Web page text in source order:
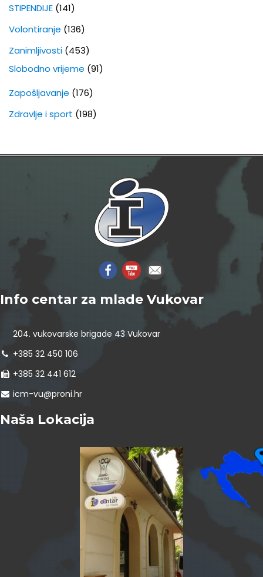
STIPENDIJE (141)
Volontiranje (136)
Zanimljivosti (453)
Slobodno vrijeme (91)
Zapošljavanje (176)
Zdravlje i sport (198)
Info centar za mlade Vukovar
204. vukovarske brigade 43 Vukovar
+385 32 450 106
+385 32 441 612
icm-vu@proni.hr
Naša Lokacija